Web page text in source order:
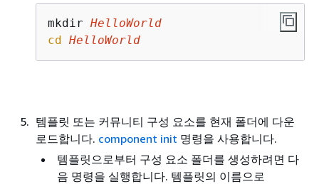
mkdir HelloWorld
cd HelloWorld
템플릿 또는 커뮤니티 구성 요소를 현재 폴더에 다운
로드합니다. component init 명령을 사용합니다.
템플릿으로부터 구성 요소 폴더를 생성하려면 다
음 명령을 실행합니다. 템플릿의 이름으로